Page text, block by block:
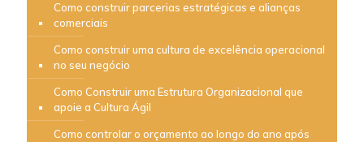
Como construir parcerias estratégicas e alianças
comerciais
Como construir uma cultura de excelência operacional
no seu negócio
Como Construir uma Estrutura Organizacional que
apoie a Cultura Ágil
Como controlar o orçamento ao longo do ano após